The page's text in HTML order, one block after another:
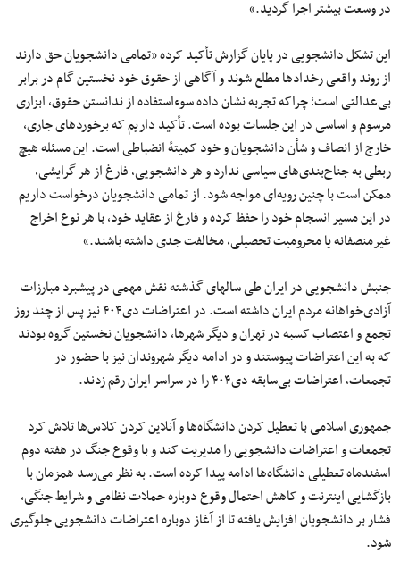
در وسعت بیشتر اجرا گردید.»
این تشکل دانشجویی در پایان گزارش تأکید کرده «تمامی دانشجویان حق دارند
از روند واقعی رخدادها مطلع شوند و آگاهی از حقوق خود نخستین گام در برابر
بی‌عدالتی است؛ چراکه تجربه نشان داده سوءاستفاده از ندانستن حقوق، ابزاری
مرسوم و اساسی در این جلسات بوده است. تأکید داریم که برخوردهای جاری،
خارج از انصاف و شأن دانشجویان و خود کمیتهٔ انضباطی است. این مسئله هیچ
ربطی به جناح‌بندی‌های سیاسی ندارد و هر دانشجویی، فارغ از هر گرایشی،
ممکن است با چنین رویه‌ای مواجه شود. از تمامی دانشجویان درخواست داریم
در این مسیر انسجام خود را حفظ کرده و فارغ از عقاید خود، با هر نوع اخراج
غیرمنصفانه یا محرومیت تحصیلی، مخالفت جدی داشته باشند.»
جنبش دانشجویی در ایران طی سالهای گذشته نقش مهمی در پیشبرد مبارزات
آزادی‌خواهانه مردم ایران داشته است. در اعتراضات دی۴۰۴ نیز پس از چند روز
تجمع و اعتصاب کسبه در تهران و دیگر شهرها، دانشجویان نخستین گروه بودند
که به این اعتراضات پیوستند و در ادامه دیگر شهروندان نیز با حضور در
تجمعات، اعتراضات بی‌سابقه دی۴۰۴ را در سراسر ایران رقم زدند.
جمهوری اسلامی با تعطیل کردن دانشگاه‌ها و آنلاین کردن کلاس‌ها تلاش کرد
تجمعات و اعتراضات دانشجویی را مدیریت کند و با وقوع جنگ در هفته دوم
اسفندماه تعطیلی دانشگاه‌ها ادامه پیدا کرده است. به نظر می‌رسد همزمان با
بازگشایی اینترنت و کاهش احتمال وقوع دوباره حملات نظامی و شرایط جنگی،
فشار بر دانشجویان افزایش یافته تا از آغاز دوباره اعتراضات دانشجویی جلوگیری
شود.